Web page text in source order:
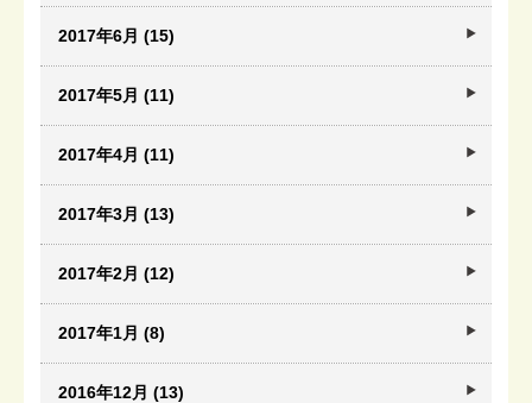
2017年6月 (15)
2017年5月 (11)
2017年4月 (11)
2017年3月 (13)
2017年2月 (12)
2017年1月 (8)
2016年12月 (13)